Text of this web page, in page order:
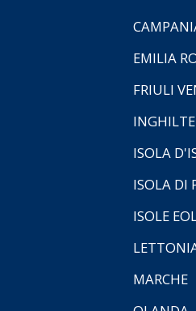
EMILIA
FRIULI
ISOLA
ISOLA DI
ISOLE
MARCHE